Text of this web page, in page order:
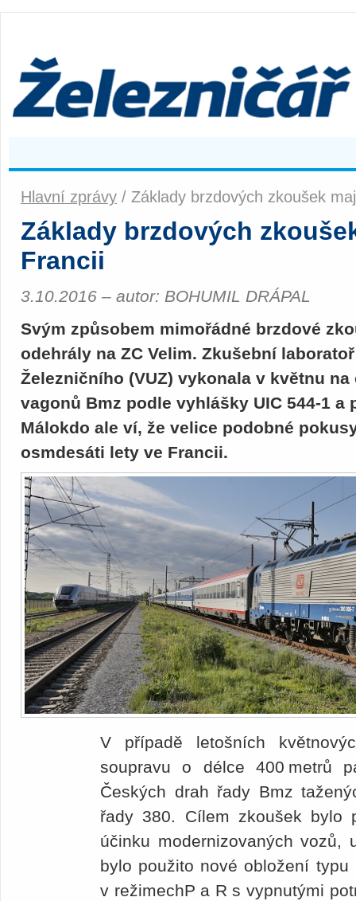
Hlavní zprávy / Základy brzdových zkoušek
Základy brzdových
Francii
3.10.2016 – autor: BOHUMIL DRÁPAL
Svým způsobem mimořádné brzdové
odehrály na ZC Velim. Zkušební
Železničního (VUZ) vykonala v květnu
vagonů Bmz podle vyhlášky UIC 544-1 a
Málokdo ale ví, že velice podobné
osmdesáti lety ve Francii.
V případě letošních
soupravu o délce 400 metrů
Českých drah řady Bmz
řady 380. Cílem zkoušek bylo
účinku modernizovaných
bylo použito nové obložení
v režimechP a R s vypnutými